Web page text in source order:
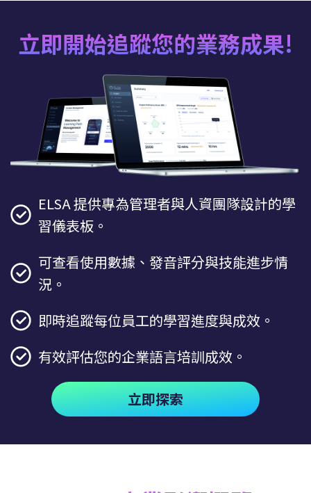
立即開始追蹤您的業務成果!
ELSA 提供專為管理者與人資團隊設計的學
習儀表板。
可查看使用數據、發音評分與技能進步情
況。
即時追蹤每位員工的學習進度與成效。
有效評估您的企業語言培訓成效。
立即探索